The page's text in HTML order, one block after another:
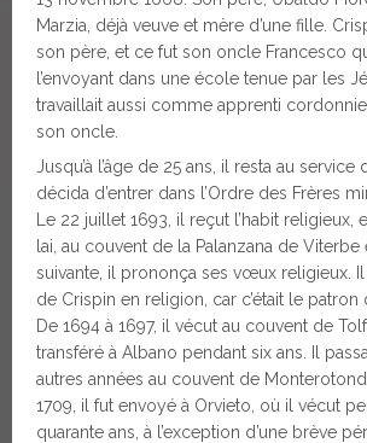
Marzia, déjà veuve et mère d’une fille.
son père, et ce fut son oncle Francesco
l’envoyant dans une école tenue par les
travaillait aussi comme apprenti
son oncle.
Jusqu’à l’âge de 25 ans, il resta au service
décida d’entrer dans l’Ordre des Frères
Le 22 juillet 1693, il reçut l’habit religieux,
lai, au couvent de la Palanzana de Viterbe
suivante, il prononça ses vœux religieux.
de Crispin en religion, car c’était le patron
De 1694 à 1697, il vécut au couvent de
transféré à Albano pendant six ans. Il
autres années au couvent de
1709, il fut envoyé à Orvieto, où il vécut
quarante ans, à l’exception d’une brève